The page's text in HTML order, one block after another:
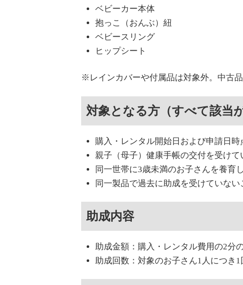
ベビーカー本体
抱っこ（おんぶ）紐
ベビースリング
ヒップシート
※レインカバーや付属品は対象外。中古
対象となる方（すべて該当
購入・レンタル開始日および申請日
親子（母子）健康手帳の交付を受けて
同一世帯に3歳未満のお子さんを養育
同一製品で過去に助成を受けていない
助成内容
助成金額：購入・レンタル費用の2分
助成回数：対象のお子さん1人につき1